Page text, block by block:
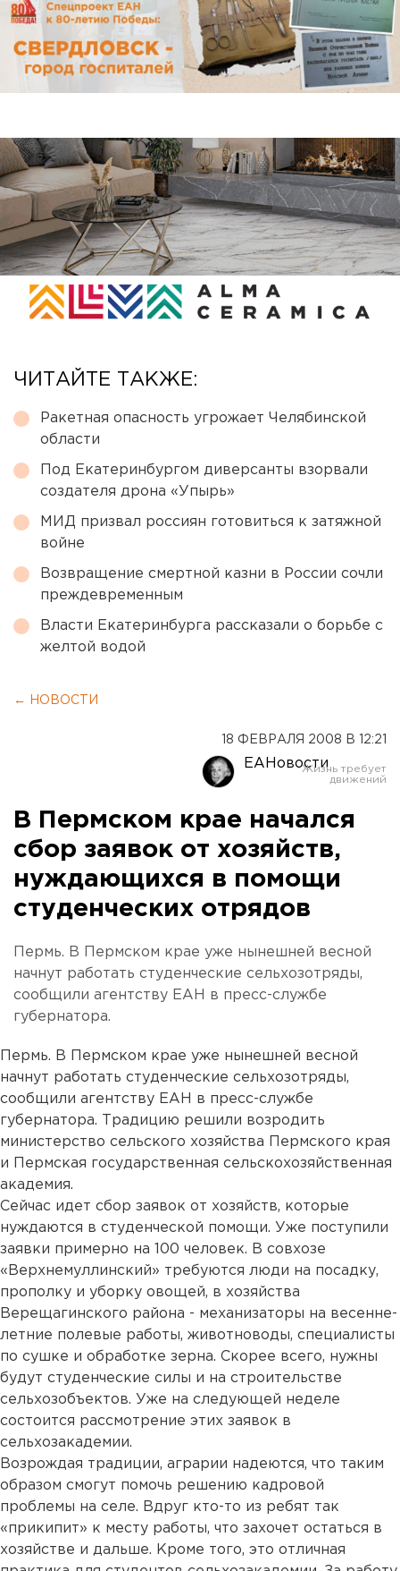
ЧИТАЙТЕ ТАКЖЕ:
Ракетная опасность угрожает Челябинской
области
Под Екатеринбургом диверсанты взорвали
создателя дрона «Упырь»
МИД призвал россиян готовиться к затяжной
войне
Возвращение смертной казни в России сочли
преждевременным
Власти Екатеринбурга рассказали о борьбе с
желтой водой
← НОВОСТИ
18 ФЕВРАЛЯ 2008 В 12:21
ЕАНовости
В Пермском крае начался
сбор заявок от хозяйств,
нуждающихся в помощи
студенческих отрядов
Пермь. В Пермском крае уже нынешней весной
начнут работать студенческие сельхозотряды,
сообщили агентству ЕАН в пресс-службе
губернатора.
Пермь. В Пермском крае уже нынешней весной
начнут работать студенческие сельхозотряды,
сообщили агентству ЕАН в пресс-службе
губернатора. Традицию решили возродить
министерство сельского хозяйства Пермского края
и Пермская государственная сельскохозяйственная
академия.
Сейчас идет сбор заявок от хозяйств, которые
нуждаются в студенческой помощи. Уже поступили
заявки примерно на 100 человек. В совхозе
«Верхнемуллинский» требуются люди на посадку,
прополку и уборку овощей, в хозяйства
Верещагинского района - механизаторы на весенне-
летние полевые работы, животноводы, специалисты
по сушке и обработке зерна. Скорее всего, нужны
будут студенческие силы и на строительстве
сельхозобъектов. Уже на следующей неделе
состоится рассмотрение этих заявок в
сельхозакадемии.
Возрождая традиции, аграрии надеются, что таким
образом смогут помочь решению кадровой
проблемы на селе. Вдруг кто-то из ребят так
«прикипит» к месту работы, что захочет остаться в
хозяйстве и дальше. Кроме того, это отличная